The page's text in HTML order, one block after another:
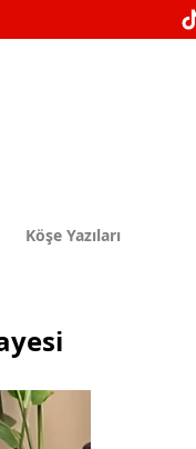
Köşe Yazıları